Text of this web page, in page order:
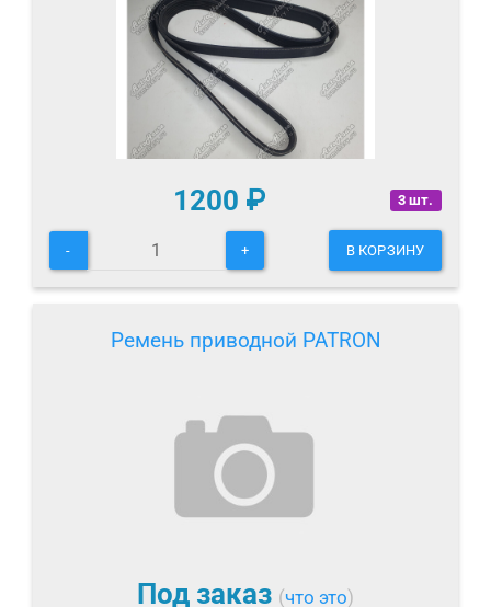
3 шт.
1200 ₽
- + В КОРЗИНУ
Ремень приводной PATRON
Под заказ (что это)